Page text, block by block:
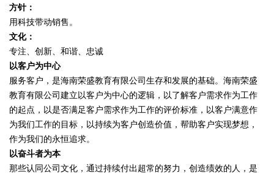
方针：
用科技带动销售。
文化：
专注、创新、和谐、忠诚
以客户为中心
服务客户，是海南荣盛教育有限公司生存和发展的基础。海南荣盛
教育有限公司建立以客户为中心的逻辑，以了解客户需求作为工作
的起点，以是否满足客户需求作为工作的评价标准，以客户满意作
为我们工作的目标，以持续为客户创造价值，帮助客户实现梦想，
作为我们的永恒追求。
以奋斗者为本
那些认同公司文化，通过持续付出超常的努力，创造绩效的人，是